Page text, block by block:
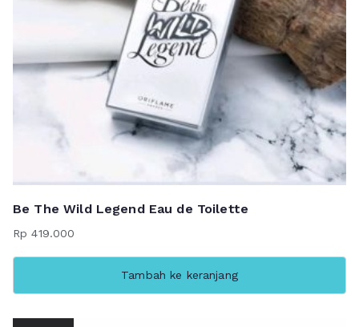
Be The Wild Legend Eau de Toilette
Rp 419.000
Tambah ke keranjang